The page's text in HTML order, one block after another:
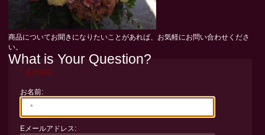
商品についてお聞きになりたいことがあれば、お気軽にお問い合わせくださ
い。
What is Your Question?
* 必須項目
お名前:
Eメールアドレス: